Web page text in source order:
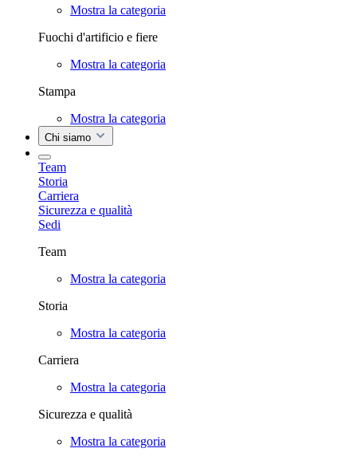
Mostra la categoria
Fuochi d'artificio e fiere
Mostra la categoria
Stampa
Mostra la categoria
Chi siamo
Team
Storia
Carriera
Sicurezza e qualità
Sedi
Team
Mostra la categoria
Storia
Mostra la categoria
Carriera
Mostra la categoria
Sicurezza e qualità
Mostra la categoria